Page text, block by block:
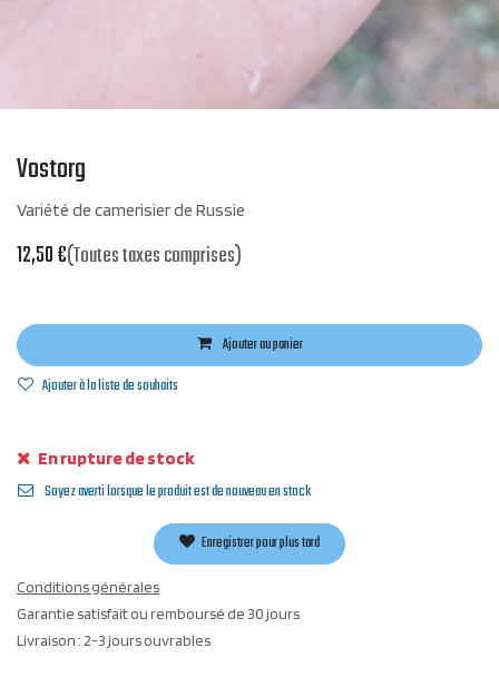
Vostorg
Variété de camerisier de Russie
12,50€(Toutes taxes comprises)
Ajouter au panier
Ajouter à la liste de souhaits
En rupture de stock
Soyez averti lorsque le produit est de nouveau en stock
Enregistrer pour plus tard
Conditions générales
Garantie satisfait ou remboursé de 30 jours
Livraison : 2-3 jours ouvrables